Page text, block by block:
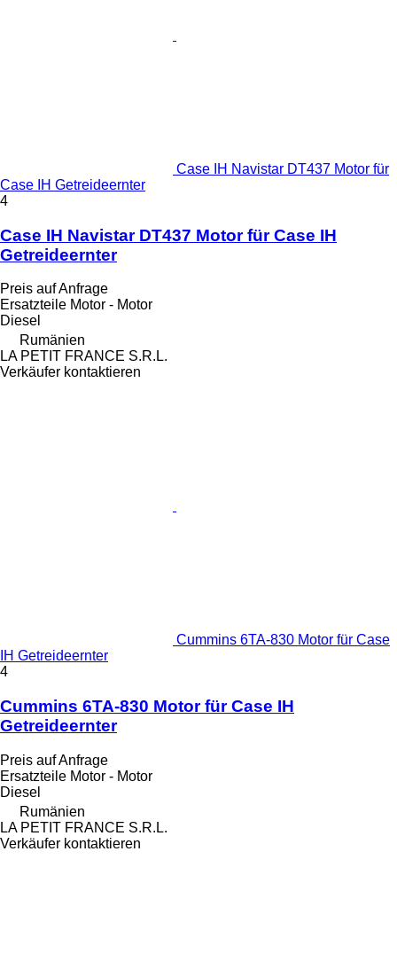
Case IH Navistar DT437 Motor für
Case IH Getreideernter
4
Case IH Navistar DT437 Motor für Case IH
Getreideernter
Preis auf Anfrage
Ersatzteile Motor - Motor
Diesel
Rumänien
LA PETIT FRANCE S.R.L.
Verkäufer kontaktieren
Cummins 6TA-830 Motor für Case
IH Getreideernter
4
Cummins 6TA-830 Motor für Case IH
Getreideernter
Preis auf Anfrage
Ersatzteile Motor - Motor
Diesel
Rumänien
LA PETIT FRANCE S.R.L.
Verkäufer kontaktieren